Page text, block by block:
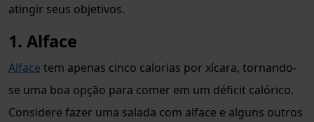
atingir seus objetivos.
1. Alface
Alface tem apenas cinco calorias por xícara, tornando-
se uma boa opção para comer em um déficit calórico.
Considere fazer uma salada com alface e alguns outros